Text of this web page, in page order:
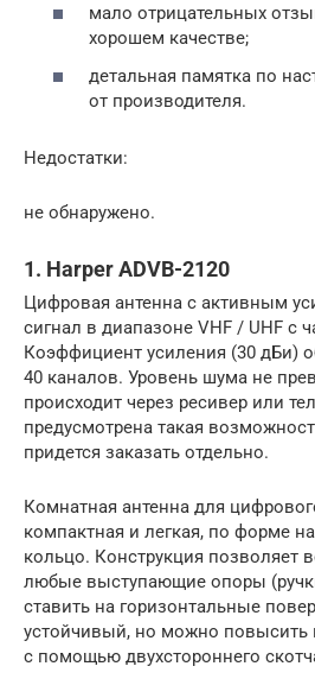
мало отрицательных
хорошем качестве;
детальная памятка по
от производителя.
Недостатки:
не обнаружено.
1. Harper ADVB-2120
Цифровая антенна с активным
сигнал в диапазоне VHF / UHF с
Коэффициент усиления (30 дБи)
40 каналов. Уровень шума не
происходит через ресивер или
предусмотрена такая
придется заказать отдельно.
Комнатная антенна для
компактная и легкая, по форме
кольцо. Конструкция позволяет
любые выступающие опоры
ставить на горизонтальные
устойчивый, но можно повысить
с помощью двухстороннего